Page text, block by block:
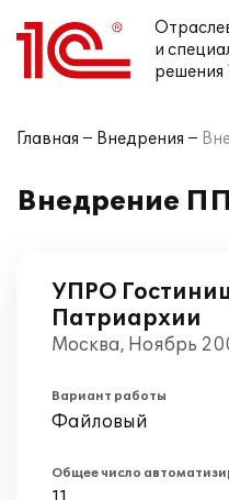
и
решения
Главная Внедрения
Внедрение ПП
УПРО
Патриархии
Москва, Ноябрь
Вариант работы
Файловый
Общее число